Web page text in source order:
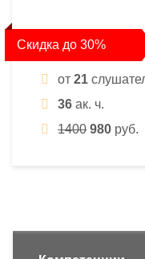
Скидка до 30%
от 21
36 ак. ч.
1400 980 руб.